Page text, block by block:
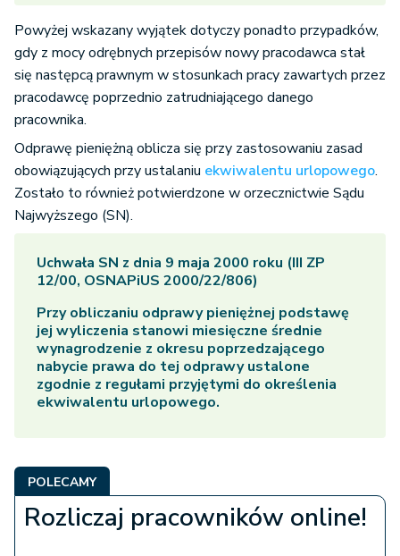
Powyżej wskazany wyjątek dotyczy ponadto przypadków,
gdy z mocy odrębnych przepisów nowy pracodawca stał
się następcą prawnym w stosunkach pracy zawartych przez
pracodawcę poprzednio zatrudniającego danego
pracownika.
Odprawę pieniężną oblicza się przy zastosowaniu zasad
obowiązujących przy ustalaniu ekwiwalentu urlopowego.
Zostało to również potwierdzone w orzecznictwie Sądu
Najwyższego (SN).
Uchwała SN z dnia 9 maja 2000 roku (III ZP
12/00, OSNAPiUS 2000/22/806)
Przy obliczaniu odprawy pieniężnej podstawę
jej wyliczenia stanowi miesięczne średnie
wynagrodzenie z okresu poprzedzającego
nabycie prawa do tej odprawy ustalone
zgodnie z regułami przyjętymi do określenia
ekwiwalentu urlopowego.
POLECAMY
Rozliczaj pracowników online!